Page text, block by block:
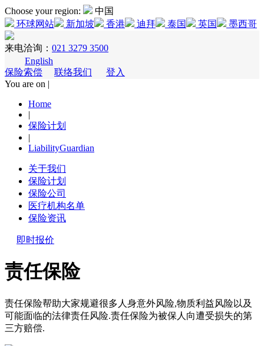
Choose your region:
中国
环球网站
新加坡 香港 迪拜 泰国 英国 墨西哥
来电洽询： 021 3279 3500
English
保险索偿
联络我们
登入
You are on |
Home
|
保险计划
|
LiabilityGuardian
关于我们
保险计划
保险公司
医疗机构名单
保险资讯
即时报价
责任保险
责任保险帮助大家规避很多人身意外风险,物质利益风险以及
可能面临的法律责任风险.责任保险为被保人向遭受损失的第
三方赔偿.